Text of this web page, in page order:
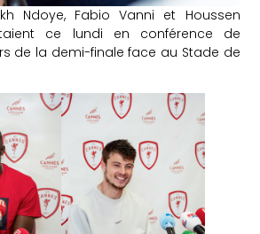
Ndoye, Fabio Vanni et Houssen
ce lundi en conférence de
de la demi-finale face au Stade de